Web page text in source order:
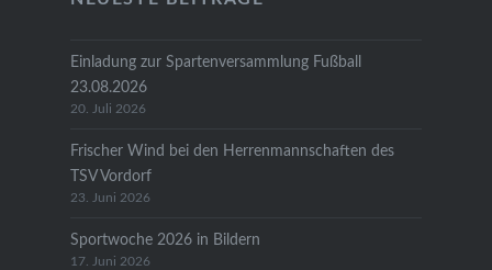
Einladung zur Spartenversammlung Fußball
23.08.2026
20. Juli 2026
Frischer Wind bei den Herrenmannschaften des
TSV Vordorf
23. Juni 2026
Sportwoche 2026 in Bildern
17. Juni 2026